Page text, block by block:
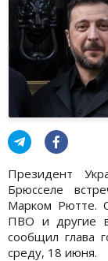
Президент
Брюсселе
Марком Рютте.
ПВО и другие
сообщил глава
среду, 18 июня.